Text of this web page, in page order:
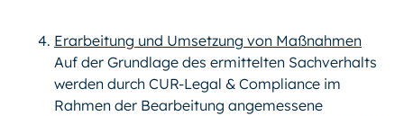
Erarbeitung und Umsetzung von Maßnahmen
Auf der Grundlage des ermittelten Sachverhalts
werden durch CUR-Legal & Compliance im
Rahmen der Bearbeitung angemessene